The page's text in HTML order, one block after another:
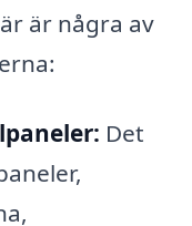
är några av
Det